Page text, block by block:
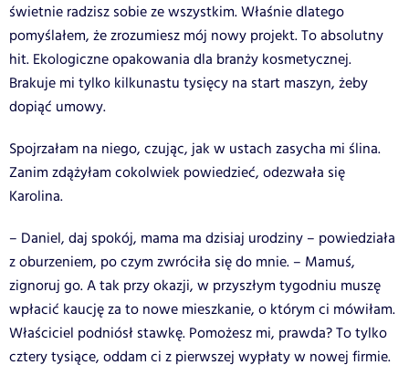
świetnie radzisz sobie ze wszystkim. Właśnie dlatego
pomyślałem, że zrozumiesz mój nowy projekt. To absolutny
hit. Ekologiczne opakowania dla branży kosmetycznej.
Brakuje mi tylko kilkunastu tysięcy na start maszyn, żeby
dopiąć umowy.
Spojrzałam na niego, czując, jak w ustach zasycha mi ślina.
Zanim zdążyłam cokolwiek powiedzieć, odezwała się
Karolina.
– Daniel, daj spokój, mama ma dzisiaj urodziny – powiedziała
z oburzeniem, po czym zwróciła się do mnie. – Mamuś,
zignoruj go. A tak przy okazji, w przyszłym tygodniu muszę
wpłacić kaucję za to nowe mieszkanie, o którym ci mówiłam.
Właściciel podniósł stawkę. Pomożesz mi, prawda? To tylko
cztery tysiące, oddam ci z pierwszej wypłaty w nowej firmie.